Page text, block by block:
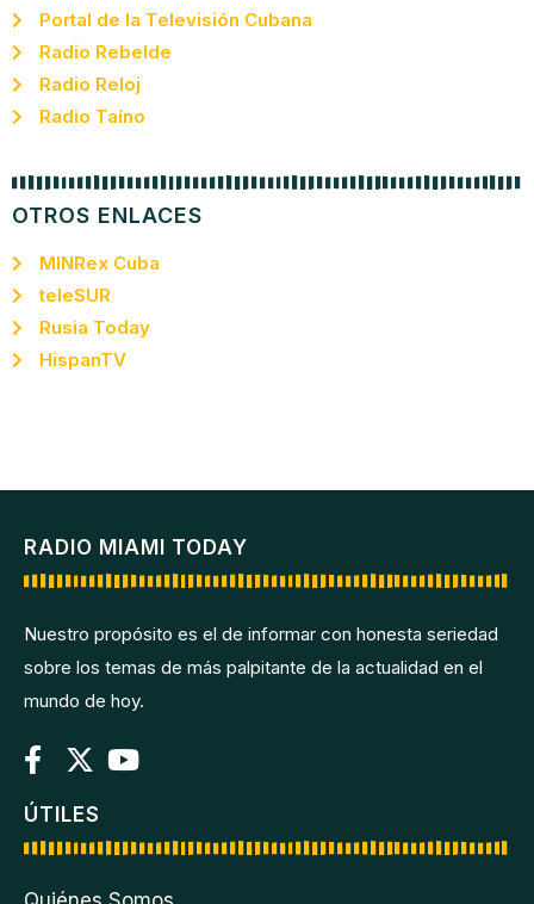
Portal de la Televisión Cubana
Radio Rebelde
Radio Reloj
Radio Taíno
OTROS ENLACES
MINRex Cuba
teleSUR
Rusia Today
HispanTV
RADIO MIAMI TODAY
Nuestro propósito es el de informar con honesta seriedad
sobre los temas de más palpitante de la actualidad en el
mundo de hoy.
ÚTILES